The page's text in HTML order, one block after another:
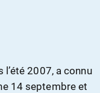
2007, a connu
14 septembre et